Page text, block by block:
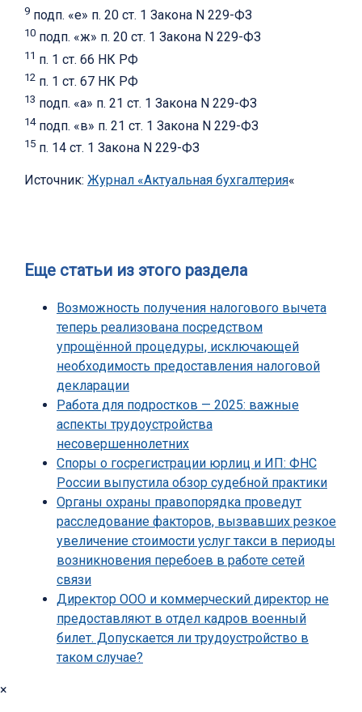
9 подп. «е» п. 20 ст. 1 Закона N 229-ФЗ
10 подп. «ж» п. 20 ст. 1 Закона N 229-ФЗ
11 п. 1 ст. 66 НК РФ
12 п. 1 ст. 67 НК РФ
13 подп. «а» п. 21 ст. 1 Закона N 229-ФЗ
14подп. «в» п. 21 ст. 1 Закона N 229-ФЗ
15 п. 14 ст. 1 Закона N 229-ФЗ
Источник: Журнал «Актуальная бухгалтерия«
Еще статьи из этого раздела
Возможность получения налогового вычета
теперь реализована посредством
упрощённой процедуры, исключающей
необходимость предоставления налоговой
декларации
Работа для подростков — 2025: важные
аспекты трудоустройства
несовершеннолетних
Споры о госрегистрации юрлиц и ИП: ФНС
России выпустила обзор судебной практики
Органы охраны правопорядка проведут
расследование факторов, вызвавших резкое
увеличение стоимости услуг такси в периоды
возникновения перебоев в работе сетей
связи
Директор ООО и коммерческий директор не
предоставляют в отдел кадров военный
билет. Допускается ли трудоустройство в
таком случае?
×